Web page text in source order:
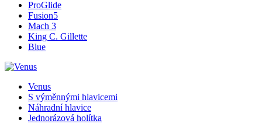
ProGlide
Fusion5
Mach 3
King C. Gillette
Blue
Venus
S výměnnými hlavicemi
Náhradní hlavice
Jednorázová holítka